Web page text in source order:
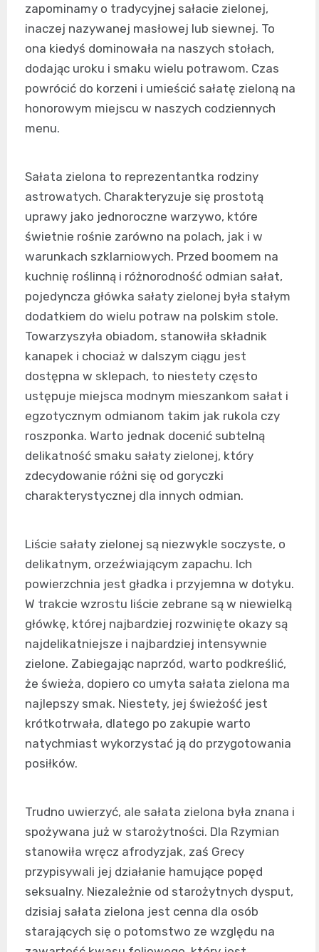
zapominamy o tradycyjnej sałacie zielonej,
inaczej nazywanej masłowej lub siewnej. To
ona kiedyś dominowała na naszych stołach,
dodając uroku i smaku wielu potrawom. Czas
powrócić do korzeni i umieścić sałatę zieloną na
honorowym miejscu w naszych codziennych
menu.
Sałata zielona to reprezentantka rodziny
astrowatych. Charakteryzuje się prostotą
uprawy jako jednoroczne warzywo, które
świetnie rośnie zarówno na polach, jak i w
warunkach szklarniowych. Przed boomem na
kuchnię roślinną i różnorodność odmian sałat,
pojedyncza główka sałaty zielonej była stałym
dodatkiem do wielu potraw na polskim stole.
Towarzyszyła obiadom, stanowiła składnik
kanapek i chociaż w dalszym ciągu jest
dostępna w sklepach, to niestety często
ustępuje miejsca modnym mieszankom sałat i
egzotycznym odmianom takim jak rukola czy
roszponka. Warto jednak docenić subtelną
delikatność smaku sałaty zielonej, który
zdecydowanie różni się od goryczki
charakterystycznej dla innych odmian.
Liście sałaty zielonej są niezwykle soczyste, o
delikatnym, orzeźwiającym zapachu. Ich
powierzchnia jest gładka i przyjemna w dotyku.
W trakcie wzrostu liście zebrane są w niewielką
główkę, której najbardziej rozwinięte okazy są
najdelikatniejsze i najbardziej intensywnie
zielone. Zabiegając naprzód, warto podkreślić,
że świeża, dopiero co umyta sałata zielona ma
najlepszy smak. Niestety, jej świeżość jest
krótkotrwała, dlatego po zakupie warto
natychmiast wykorzystać ją do przygotowania
posiłków.
Trudno uwierzyć, ale sałata zielona była znana i
spożywana już w starożytności. Dla Rzymian
stanowiła wręcz afrodyzjak, zaś Grecy
przypisywali jej działanie hamujące popęd
seksualny. Niezależnie od starożytnych dysput,
dzisiaj sałata zielona jest cenna dla osób
starających się o potomstwo ze względu na